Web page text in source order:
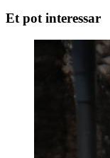
Et pot interessar